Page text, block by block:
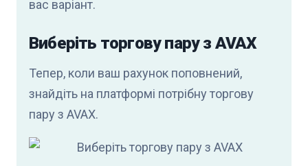
вас варіант.
Виберіть торгову пару з AVAX
Тепер, коли ваш рахунок поповнений,
знайдіть на платформі потрібну торгову
пару з AVAX.